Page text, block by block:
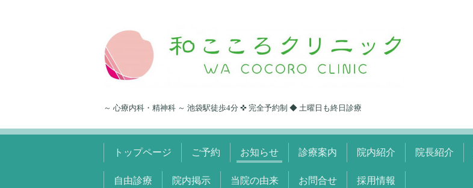
～ 心療内科・精神科 ～ 池袋駅徒歩4分 ✜ 完全予約制 ◆ 土曜日も終日診療
トップページ ご予約 お知らせ 診療案内 院内紹介 院長紹介
自由診療 院内掲示 当院の由来 お問合せ 採用情報